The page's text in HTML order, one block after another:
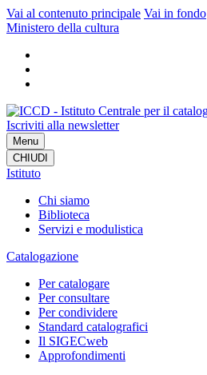
Vai al contenuto principale Vai in fondo
Ministero della cultura
Iscriviti alla newsletter
Menu
CHIUDI
Istituto
Chi siamo
Biblioteca
Servizi e modulistica
Catalogazione
Per catalogare
Per consultare
Per condividere
Standard catalografici
Il SIGECweb
Approfondimenti